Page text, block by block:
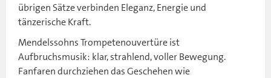
übrigen Sätze verbinden Eleganz, Energie und
tänzerische Kraft.
Mendelssohns Trompetenouvertüre ist
Aufbruchsmusik: klar, strahlend, voller Bewegung.
Fanfaren durchziehen das Geschehen wie